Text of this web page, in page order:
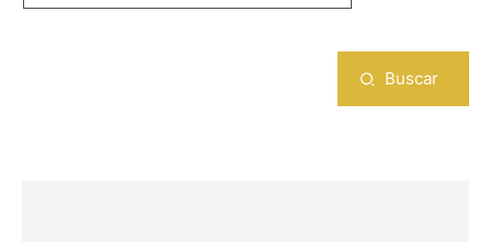
Buscar